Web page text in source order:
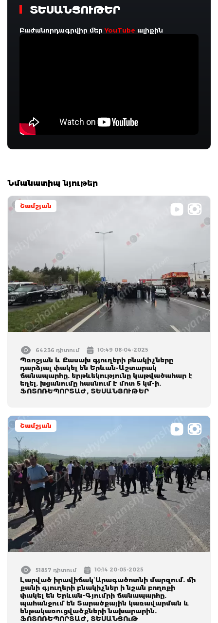
ՏԵՍԱՆՅՈՒԹԵՐ
Բաժանորդագրվիր մերYouTube ալիքին
Նմանատիպ նյութեր
Շամշյան
64236 դիտում 10:49 08-04-2025
Պռոշյան և Քասախ գյուղերի բնակիչները
դարձյալ փակել են Երևան-Աշտարակ
ճանապարհը. երթևեկությունը կաթվածահար է
եղել. խցանումը հասնում է մոտ 5 կմ-ի.
ՖՈՏՈՌԵՊՈՐՏԱԺ, ՏԵՍԱՆՅՈՒԹԵՐ
Շամշյան
51857 դիտում 10:14 20-05-2025
Լարված իրավիճակ` Արագածոտնի մարզում. մի
քանի գյուղերի բնակիչներ ի նշան բողոքի
փակել են Երևան-Գյումրի ճանապարհը.
պահանջում են Տարածքային կառավարման և
ենթակառուցվածքների նախարարին.
ՖՈՏՈՌԵՊՈՐՏԱԺ, ՏԵՍԱՆՅՈւԹ